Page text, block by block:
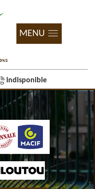
MENU
indisponible